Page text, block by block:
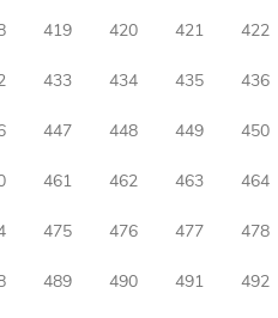
419 420 421 422
433 434 435 436
447 448 449 450
461 462 463 464
475 476 477 478
489 490 491 492